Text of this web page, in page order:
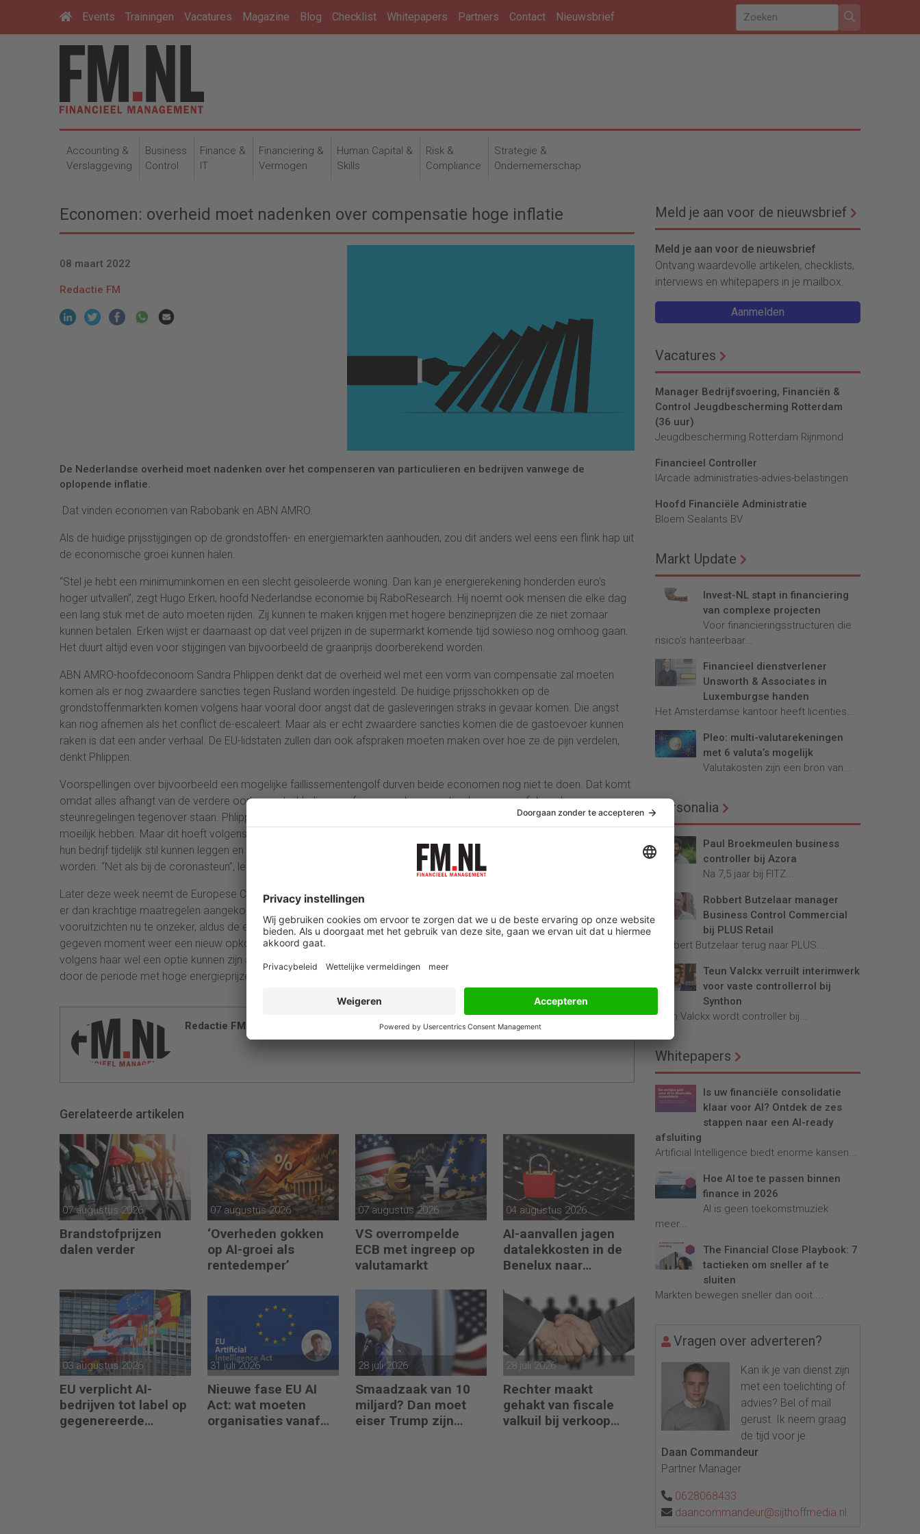
Events Trainingen Vacatures Magazine Blog Checklist Whitepapers Partners Contact Nieuwsbrief
Accounting &
Verslaggeving
Business
Control
Finance &
IT
Financiering &
Vermogen
Human Capital &
Skills
Risk &
Compliance
Strategie &
Ondernemerschap
Economen: overheid moet nadenken over compensatie hoge inflatie
08 maart 2022
Redactie FM
De Nederlandse overheid moet nadenken over het compenseren van particulieren en bedrijven vanwege de
oplopende inflatie.
Dat vinden economen van Rabobank en ABN AMRO.
Als de huidige prijsstijgingen op de grondstoffen- en energiemarkten aanhouden, zou dit anders wel eens een flink hap uit
de economische groei kunnen halen.
“Stel je hebt een minimuminkomen en een slecht geïsoleerde woning. Dan kan je energierekening honderden euro’s
hoger uitvallen”, zegt Hugo Erken, hoofd Nederlandse economie bij RaboResearch. Hij noemt ook mensen die elke dag
een lang stuk met de auto moeten rijden. Zij kunnen te maken krijgen met hogere benzineprijzen die ze niet zomaar
kunnen betalen. Erken wijst er daarnaast op dat veel prijzen in de supermarkt komende tijd sowieso nog omhoog gaan.
Het duurt altijd even voor stijgingen van bijvoorbeeld de graanprijs doorberekend worden.
ABN AMRO-hoofdeconoom Sandra Phlippen denkt dat de overheid wel met een vorm van compensatie zal moeten
komen als er nog zwaardere sancties tegen Rusland worden ingesteld. De huidige prijsschokken op de
grondstoffenmarkten komen volgens haar vooral door angst dat de gasleveringen straks in gevaar komen. Die angst
kan nog afnemen als het conflict de-escaleert. Maar als er echt zwaardere sancties komen die de gastoevoer kunnen
raken is dat een ander verhaal. De EU-lidstaten zullen dan ook afspraken moeten maken over hoe ze de pijn verdelen,
denkt Phlippen.
Voorspellingen over bijvoorbeeld een mogelijke faillissementengolf durven beide economen nog niet te doen. Dat komt
omdat alles afhangt van de verdere oorlogsontwikkelingen, of er zwaardere sancties komen en of daar dan
steunregelingen tegenover staan. Phlippen weet dat met name bedrijven die veel energie nodig hebben, het nu erg
moeilijk hebben. Maar dit hoeft volgens haar niet te betekenen dat ze straks omvallen. Als chemiebedrijven en tuinders
hun bedrijf tijdelijk stil kunnen leggen en daarvoor compensatie ontvangen, zouden zij overeind gehouden kunnen
worden. “Net als bij de coronasteun”, legt de econoom uit.
Later deze week neemt de Europese Centrale Bank (ECB) weer een rentebesluit, maar het ligt niet in de verwachting dat
er dan krachtige maatregelen aangekondigd worden om de inflatie te beteugelen. Daarvoor zijn de economische
vooruitzichten nu te onzeker, aldus de economen. In de ogen van Phlippen zou het zelfs kunnen dat de ECB op een
gegeven moment weer een nieuw opkoopprogramma gaat aankondigen. Dat verwacht ze nu nog niet, maar het zou
volgens haar wel een optie kunnen zijn als overheden in Europa massaal steunregelingen gaan optuigen om bedrijven
door de periode met hoge energieprijzen heen te helpen.
Redactie FM
Gerelateerde artikelen
07 augustus 2026
Brandstofprijzen
dalen verder
07 augustus 2026
‘Overheden gokken
op AI-groei als
rentedemper’
07 augustus 2026
VS overrompelde
ECB met ingreep op
valutamarkt
04 augustus 2026
AI-aanvallen jagen
datalekkosten in de
Benelux naar
03 augustus 2026
EU verplicht AI-
bedrijven tot label op
gegenereerde
31 juli 2026
Nieuwe fase EU AI
Act: wat moeten
organisaties vanaf
28 juli 2026
Smaadzaak van 10
miljard? Dan moet
eiser Trump zijn
28 juli 2026
Rechter maakt
gehakt van fiscale
valkuil bij verkoop
Meld je aan voor de nieuwsbrief
Meld je aan voor de nieuwsbrief
Ontvang waardevolle artikelen, checklists,
interviews en whitepapers in je mailbox.
Aanmelden
Vacatures
Manager Bedrijfsvoering, Financiën &
Control Jeugdbescherming Rotterdam
(36 uur)
Jeugdbescherming Rotterdam Rijnmond
Financieel Controller
lArcade administraties-advies-belastingen
Hoofd Financiële Administratie
Bloem Sealants BV
Markt Update
Invest-NL stapt in financiering
van complexe projecten
Voor financieringsstructuren die
risico’s hanteerbaar...
Financieel dienstverlener
Unsworth & Associates in
Luxemburgse handen
Het Amsterdamse kantoor heeft licenties...
Pleo: multi-valutarekeningen
met 6 valuta’s mogelijk
Valutakosten zijn een bron van...
Personalia
Paul Broekmeulen business
controller bij Azora
Na 7,5 jaar bij FITZ...
Robbert Butzelaar manager
Business Control Commercial
bij PLUS Retail
Robbert Butzelaar terug naar PLUS...
Teun Valckx verruilt interimwerk
voor vaste controllerrol bij
Synthon
Teun Valckx wordt controller bij...
Whitepapers
Is uw financiële consolidatie
klaar voor AI? Ontdek de zes
stappen naar een AI-ready
afsluiting
Artificial Intelligence biedt enorme kansen...
Hoe AI toe te passen binnen
finance in 2026
AI is geen toekomstmuziek
meer...
The Financial Close Playbook: 7
tactieken om sneller af te
sluiten
Markten bewegen sneller dan ooit....
Vragen over adverteren?
Kan ik je van dienst zijn
met een toelichting of
advies? Bel of mail
gerust. Ik neem graag
de tijd voor je.
Daan Commandeur
Partner Manager
0628068433
daancommandeur@sijthoffmedia.nl